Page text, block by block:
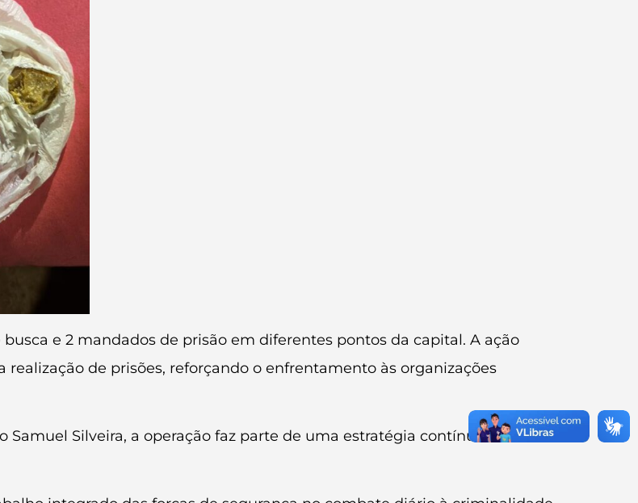
e 2 mandados de prisão em diferentes pontos da capital. A ação
de prisões, reforçando o enfrentamento às organizações
Samuel Silveira, a operação faz parte de uma estratégia contínua de